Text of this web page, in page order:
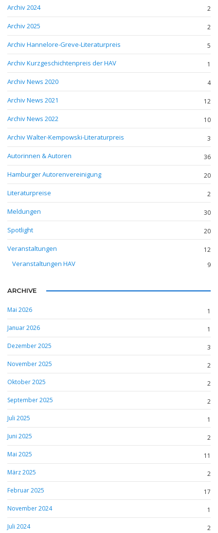
Archiv 2024 2
Archiv 2025 2
Archiv Hannelore-Greve-Literaturpreis 5
Archiv Kurzgeschichtenpreis der HAV 1
Archiv News 2020 4
Archiv News 2021 12
Archiv News 2022 10
Archiv Walter-Kempowski-Literaturpreis 3
Autorinnen & Autoren 36
Hamburger Autorenvereinigung 20
Literaturpreise 2
Meldungen 30
Spotlight 20
Veranstaltungen 12
Veranstaltungen HAV 9
ARCHIVE
Mai 2026
1
Januar 2026
1
Dezember 2025
3
November 2025
2
Oktober 2025
2
September 2025
2
Juli 2025
1
Juni 2025
2
Mai 2025
11
März 2025
2
Februar 2025
17
November 2024
1
Juli 2024
2